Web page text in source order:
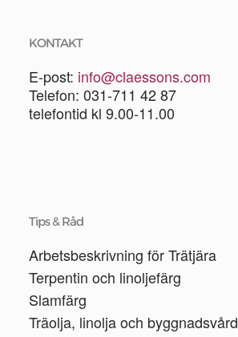
KONTAKT
E-post: info@claessons.com
Telefon: 031-711 42 87
telefontid kl 9.00-11.00
Tips & Råd
Arbetsbeskrivning för Trätjära
Terpentin och linoljefärg
Slamfärg
Träolja, linolja och byggnadsvård